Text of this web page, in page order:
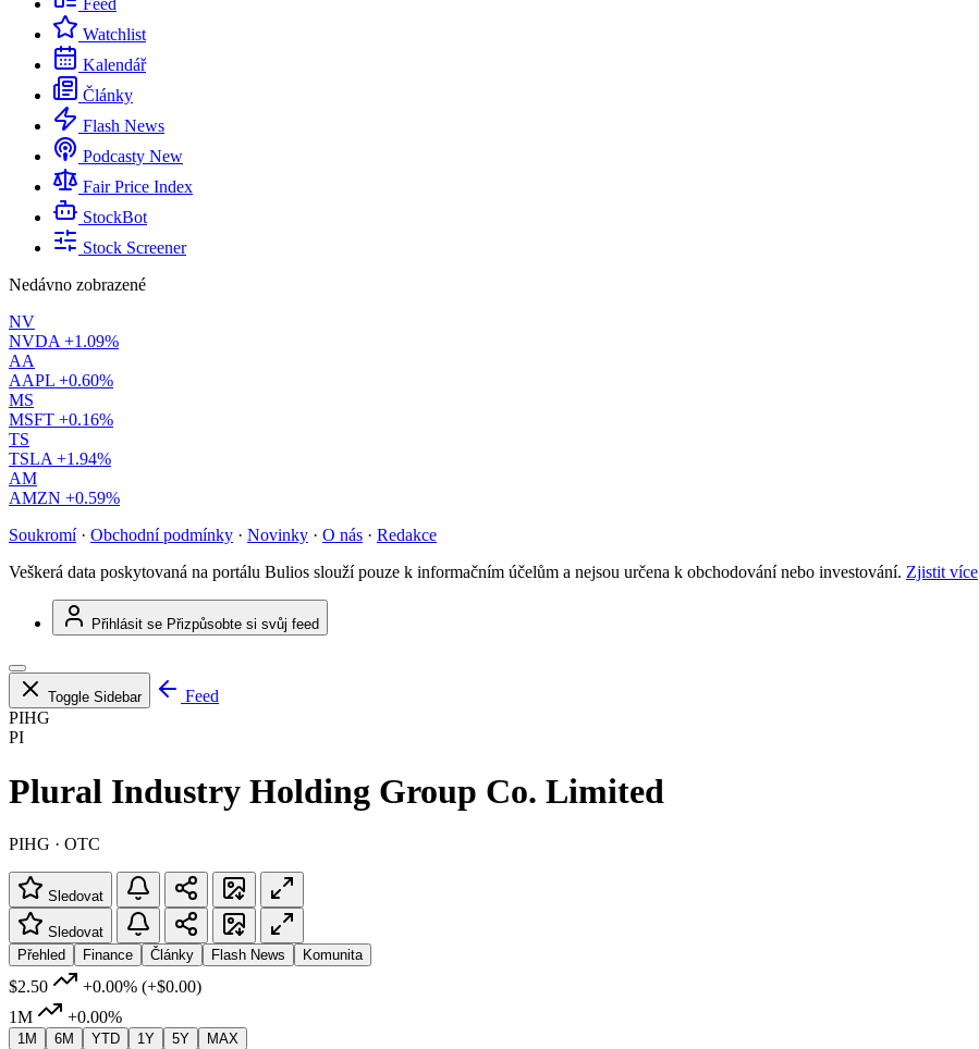
Feed
Watchlist
Kalendář
Články
Flash News
Podcasty New
Fair Price Index
StockBot
Stock Screener
Nedávno zobrazené
NV
NVDA +1.09%
AA
AAPL +0.60%
MS
MSFT +0.16%
TS
TSLA +1.94%
AM
AMZN +0.59%
Soukromí · Obchodní podmínky · Novinky · O nás · Redakce
Veškerá data poskytovaná na portálu Bulios slouží pouze k informačním účelům a nejsou určena k obchodování nebo investování. Zjistit více
Přihlásit se Přizpůsobte si svůj feed
Toggle Sidebar
Feed
PIHG
PI
Plural Industry Holding Group Co. Limited
PIHG · OTC
Sledovat
Sledovat
Přehled
Finance Články Flash News Komunita
$2.50 +0.00% (+$0.00)
1M
+0.00%
1M 6M YTD 1Y 5Y MAX